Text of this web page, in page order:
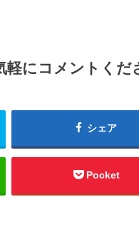
にコメントくだ
シェア
Pocket